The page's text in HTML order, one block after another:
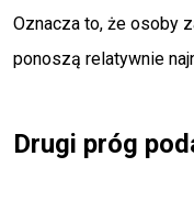
Oznacza to, że osoby
ponoszą relatywnie
Drugi próg